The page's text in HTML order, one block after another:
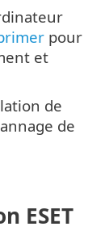
pour
et
de
de
ESET